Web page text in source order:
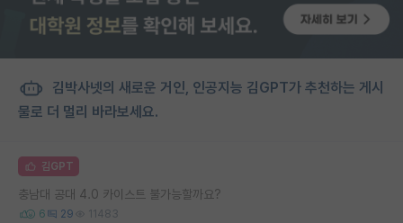
김박사넷의 새로운 거인, 인공지능 김GPT가 추천하는 게시
물로 더 멀리 바라보세요.
김GPT
충남대 공대 4.0 카이스트 불가능할까요?
6 29 11483